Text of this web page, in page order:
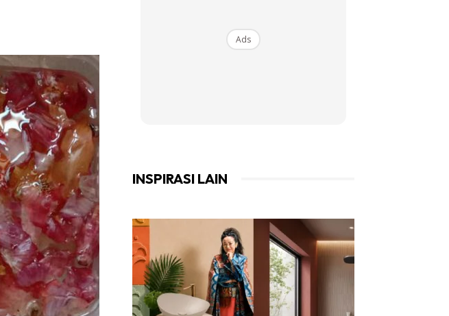
Ads
INSPIRASI LAIN